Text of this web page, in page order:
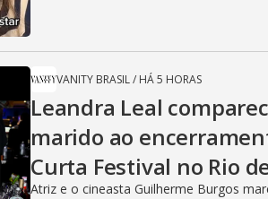
VANITY BRASIL/ HÁ 5 HORAS
Leandra Leal
marido ao
Curta Festival no Rio
Atriz e o cineasta Guilherme Burgos